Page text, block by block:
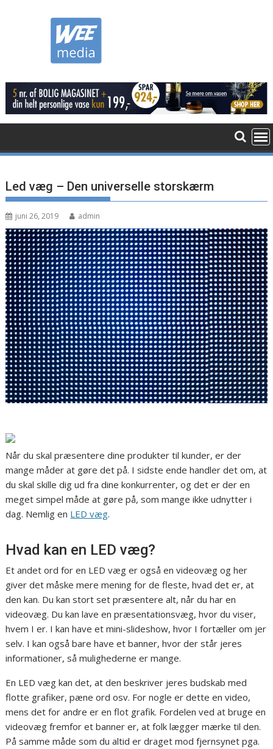
Led væg – Den universelle storskærm
juni 26, 2019 admin
Når du skal præsentere dine produkter til kunder, er der
mange måder at gøre det på. I sidste ende handler det om, at
du skal skille dig ud fra dine konkurrenter, og det er der en
meget simpel måde at gøre på, som mange ikke udnytter i
dag. Nemlig en LED væg.
Hvad kan en LED væg?
Et andet ord for en LED væg er også en videovæg og her
giver det måske mere mening for de fleste, hvad det er, at
den kan. Du kan stort set præsentere alt, når du har en
videovæg. Du kan lave en præsentationsvæg, hvor du viser,
hvem I er. I kan have et mini-slideshow, hvor I fortæller om jer
selv. I kan også bare have et banner, hvor der står jeres
informationer, så mulighederne er mange.
En LED væg kan det, at den beskriver jeres budskab med
flotte grafiker, pæne ord osv. For nogle er dette en video,
mens det for andre er en flot grafik. Fordelen ved at bruge en
videovæg fremfor et banner er, at folk lægger mærke til den.
På samme måde som du altid er draget mod fjernsynet pga.